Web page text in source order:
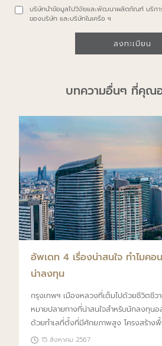
บริษัทนำข้อมูลไปวิจัยและพัฒนาผลิตภัณฑ์ บริกา
ของบริษัท และบริษัทในเครือ ฯ
ลงทะเบียน
บทความอื่นๆ ที่คุณ
อัพเดท 4 เรื่องน่าสนใจ ทำไมคอ
น่าลงทุน
กรุงเทพฯ เมืองหลวงที่เต็มไปด้วยชีวิตชีว
หมายปลายทางที่น่าสนใจสำหรับนักลงทุน
ด้วยทำเลที่ตั้งที่มีศักยภาพสูง โครงสร้าง
วัฒนธรรมที่เต็มด้วยความมีชีวิตชีวา และเศ
15 สิงหาคม 2567